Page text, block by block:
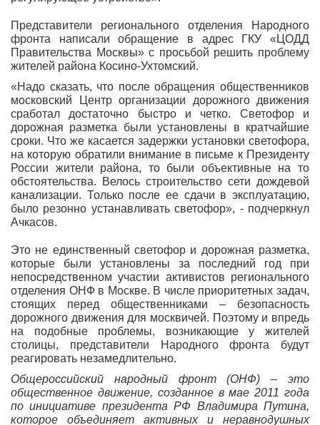
Представители регионального отделения Народного
фронта написали обращение в адрес ГКУ «ЦОДД
Правительства Москвы» с просьбой решить проблему
жителей района Косино-Ухтомский.
«Надо сказать, что после обращения общественников
московский Центр организации дорожного движения
сработал достаточно быстро и четко. Светофор и
дорожная разметка были установлены в кратчайшие
сроки. Что же касается задержки установки светофора,
на которую обратили внимание в письме к Президенту
России жители района, то были объективные на то
обстоятельства. Велось строительство сети дождевой
канализации. Только после ее сдачи в эксплуатацию,
было резонно устанавливать светофор», - подчеркнул
Ачкасов.
Это не единственный светофор и дорожная разметка,
которые были установлены за последний год при
непосредственном участии активистов регионального
отделения ОНФ в Москве. В числе приоритетных задач,
стоящих перед общественниками – безопасность
дорожного движения для москвичей. Поэтому и впредь
на подобные проблемы, возникающие у жителей
столицы, представители Народного фронта будут
реагировать незамедлительно.
Общероссийский народный фронт (ОНФ) – это
общественное движение, созданное в мае 2011 года
по инициативе президента РФ Владимира Путина,
которое объединяет активных и неравнодушных